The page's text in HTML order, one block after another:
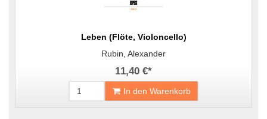
Leben (Flöte, Violoncello)
Rubin, Alexander
11,40 €*
In den Warenkorb